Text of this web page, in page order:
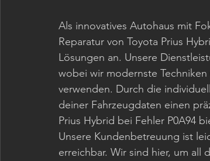
Als innovatives Autohaus mit
Reparatur von Toyota Prius
Lösungen an. Unsere
wobei wir modernste
verwenden. Durch die
deiner Fahrzeugdaten einen
Prius Hybrid bei Fehler P0A94
Unsere Kundenbetreuung ist
erreichbar. Wir sind hier, um all